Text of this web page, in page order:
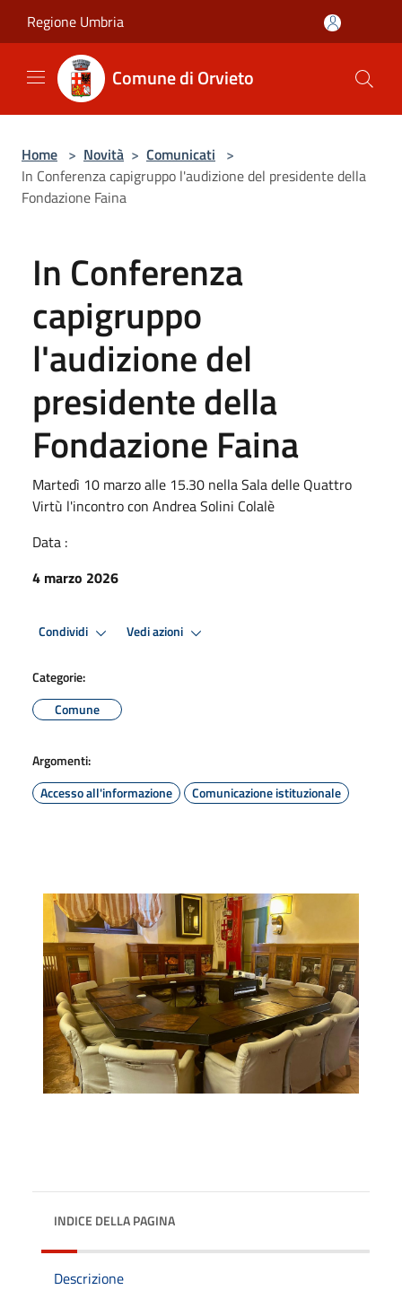
Regione Umbria
Comune di Orvieto
Home > Novità > Comunicati >
In Conferenza capigruppo l'audizione del presidente della
Fondazione Faina
In Conferenza
capigruppo
l'audizione del
presidente della
Fondazione Faina
Martedì 10 marzo alle 15.30 nella Sala delle Quattro
Virtù l'incontro con Andrea Solini Colalè
Data :
4 marzo 2026
Condividi Vedi azioni
Categorie:
Comune
Argomenti:
Accesso all'informazione
Comunicazione istituzionale
INDICE DELLA PAGINA
Descrizione